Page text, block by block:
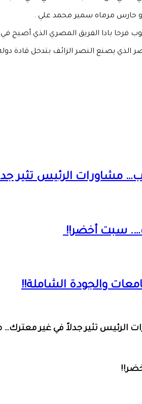
و حارس مرماه سمير محمد علي .
فرحا بادا الفريق المصري الذي
يصنع النصر الزائف بتدخل قادة
الرئيس تثير
سبت أخضر!!
والجودة الشاملة!!
تثير جدلاً في غير معترك…